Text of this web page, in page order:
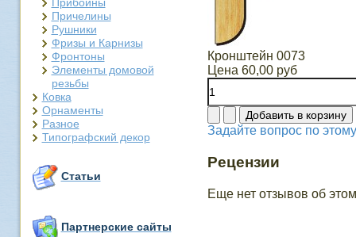
Причелины
Рушники
Фризы и Карнизы
Фронтоны
Элементы домовой
резьбы
Ковка
Орнаменты
Разное
Типографский декор
Статьи
Партнерские сайты
Кронштейн 0073
Цена 60,00 руб
Задайте вопрос по
Рецензии
Еще нет отзывов об